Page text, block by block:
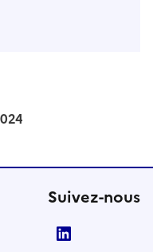
Suivez-nous